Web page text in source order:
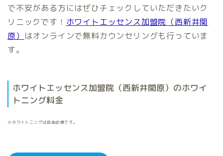
で不安がある方にはぜひチェックしていただきたいク
リニックです！ ホワイトエッセンス加盟院（西新井関
原） はオンラインで無料カウンセリングも行っていま
す。
ホワイトエッセンス加盟院（西新井関原）のホワイ
トニング料金
※ホワイトニングは自由診療です。